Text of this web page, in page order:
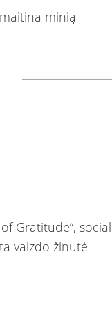
Gratitude“,
vaizdo žinutė